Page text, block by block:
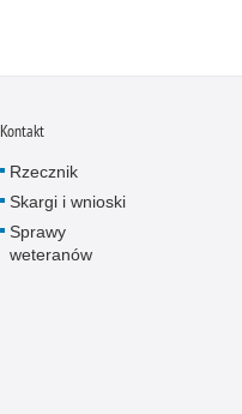
Nietrzeźwi kierujący
Nietrzeźwi opiekunowie
Kontakt
Rzecznik
Skargi i wnioski
Sprawy
weteranów